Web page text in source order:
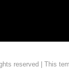
reserved | This